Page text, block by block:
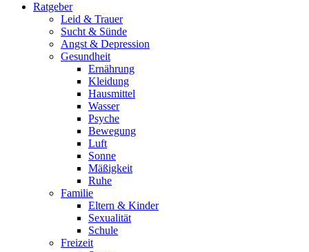
Ratgeber
Leid & Trauer
Sucht & Sünde
Angst & Depression
Gesundheit
Ernährung
Kleidung
Hausmittel
Wasser
Psyche
Bewegung
Luft
Sonne
Mäßigkeit
Ruhe
Familie
Eltern & Kinder
Sexualität
Schule
Freizeit